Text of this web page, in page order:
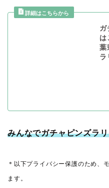
ガ
ラ
みんなでガチャピンズラ
＊以下プライバシー保護のため、
ます。